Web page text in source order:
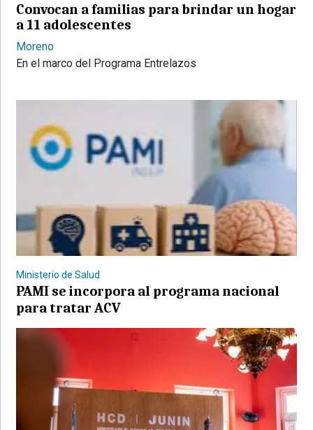
ESPECTÁCULOS
INTERNACIONALES
• SERVICIOS
• RADIOS EN VIVO
Convocan a familias para brindar un hogar
a 11 adolescentes
Moreno
En el marco del Programa Entrelazos
Ministerio de Salud
PAMI se incorpora al programa nacional
para tratar ACV